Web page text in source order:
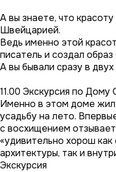
А вы знаете, что
Швейцарией.
Ведь именно этой
писатель и создал образ
А вы бывали сразу в двух
11.00 Экскурсия по Дому
Именно в этом доме жил
усадьбу на лето.
с восхищением
«удивительно хорош
архитектуры, так и
Экскурсия